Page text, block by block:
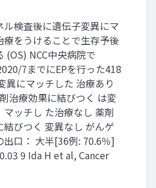
ル検査後に遺伝子変異にマ
療をうけることで生存予後
(OS) NCC中央病院で
7までにEPを行った418
異にマッチした 治療あり
治療効果に結びつく は変
マッチし た治療なし 薬剤
結びつく 変異なし がんゲ
出口： 大半[36例: 70.6％]
9 Ida H et al, Cancer